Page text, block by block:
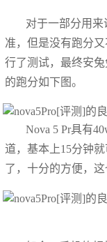
对于一部分用
准，但是没有跑分
行了测试，最终安兔
的跑分如下图。
Nova 5 Pr具有
道，基本上15分钟
了，十分的方便，这